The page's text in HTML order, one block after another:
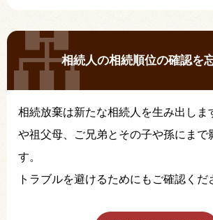
相続人の相続順位の確認を
相続放棄は新たな相続人を生み出しま
や祖父母、ご兄弟とその子や孫にまで
す。
トラブルを避けるためにもご確認くだ